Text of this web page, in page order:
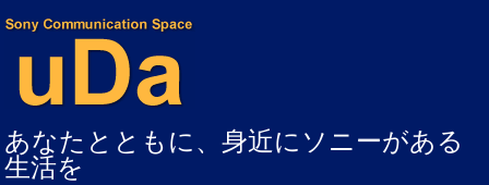
あなたとともに、身近にソニーがある
生活を